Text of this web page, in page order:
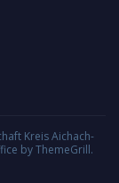
Kreis Aichach-
by ThemeGrill.